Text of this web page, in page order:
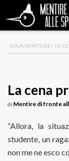
DISAVVENTURE> LA
La cena
di Mentire di fronte
“Allora, la
studente, un
non me ne esco